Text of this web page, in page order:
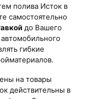
полива Исток в
самостоятельно
до Вашего
гибкие
на товары
действительны в